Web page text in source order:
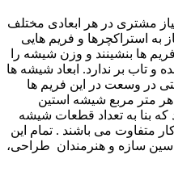
نیاز مشتری در هر ابعادی مختلف
به استراکچرها و فریم هایی
ها بنشینند و وزن شیشه را
و تاب بر ندارد. ابعاد شیشه ها
در وسعت در این فریم ها
متر مربع شیشه استین
میباشد که بنا به تعداد قطعات شیشه
متفاوت می باشند . تمام این
سازه و هنرمندان طراحی،